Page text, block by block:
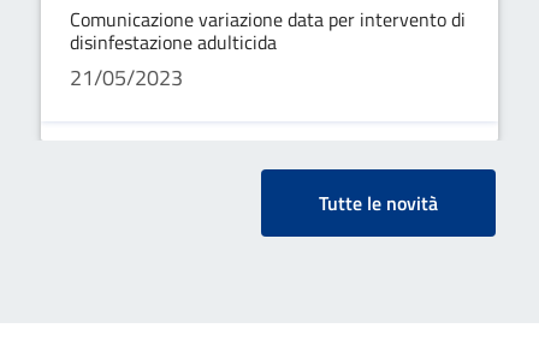
Comunicazione variazione data per intervento di
disinfestazione adulticida
21/05/2023
Tutte le novità